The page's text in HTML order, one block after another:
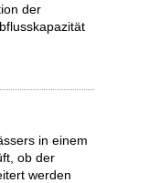
der
in einem
ob der
werden